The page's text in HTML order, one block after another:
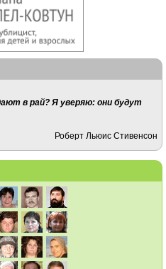
в рай? Я уверяю: они будут
Роберт Льюис Стивенсон